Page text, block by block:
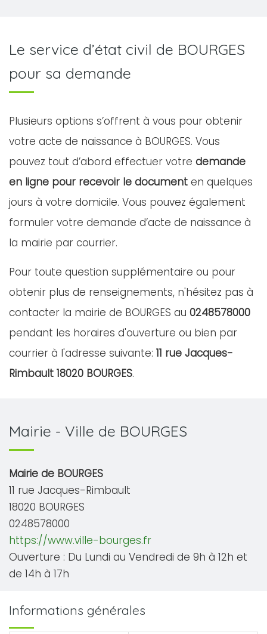
Le service d’état civil de BOURGES
pour sa demande
Plusieurs options s’offrent à vous pour obtenir
votre acte de naissance à BOURGES. Vous
pouvez tout d’abord effectuer votre demande
en ligne pour recevoir le document en quelques
jours à votre domicile. Vous pouvez également
formuler votre demande d’acte de naissance à
la mairie par courrier.
Pour toute question supplémentaire ou pour
obtenir plus de renseignements, n'hésitez pas à
contacter la mairie de BOURGES au 0248578000
pendant les horaires d'ouverture ou bien par
courrier à l'adresse suivante: 11 rue Jacques-
Rimbault 18020 BOURGES.
Mairie - Ville de BOURGES
Mairie de BOURGES
11 rue Jacques-Rimbault
18020 BOURGES
0248578000
https://www.ville-bourges.fr
Ouverture : Du Lundi au Vendredi de 9h à 12h et
de 14h à 17h
Informations générales